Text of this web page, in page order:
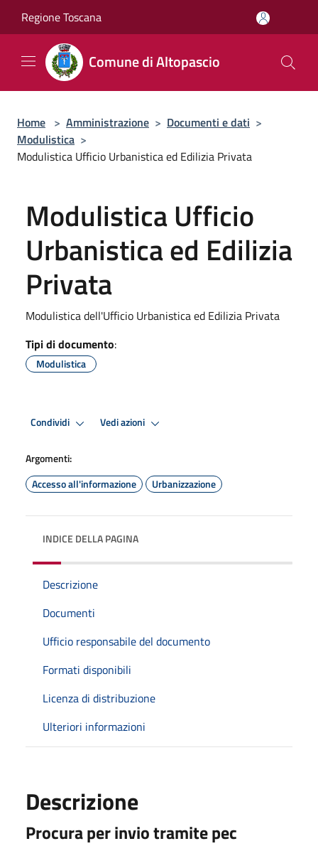
Regione Toscana
Comune di Altopascio
Home > Amministrazione > Documenti e dati >
Modulistica >
Modulistica Ufficio Urbanistica ed Edilizia Privata
Modulistica Ufficio
Urbanistica ed Edilizia
Privata
Modulistica dell'Ufficio Urbanistica ed Edilizia Privata
Tipi di documento:
Modulistica
Condividi Vedi azioni
Argomenti:
Accesso all'informazione
Urbanizzazione
INDICE DELLA PAGINA
Descrizione
Documenti
Ufficio responsabile del documento
Formati disponibili
Licenza di distribuzione
Ulteriori informazioni
Descrizione
Procura per invio tramite pec